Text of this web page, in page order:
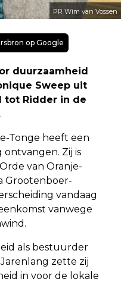
PR Wim van Vossen
op Google
duurzaamheid
Sweep uit
tot Ridder in de
Tonge heeft een
Zij is
van Oranje-
Grootenboer-
vandaag
vanwege
als bestuurder
zette zij
in voor de lokale